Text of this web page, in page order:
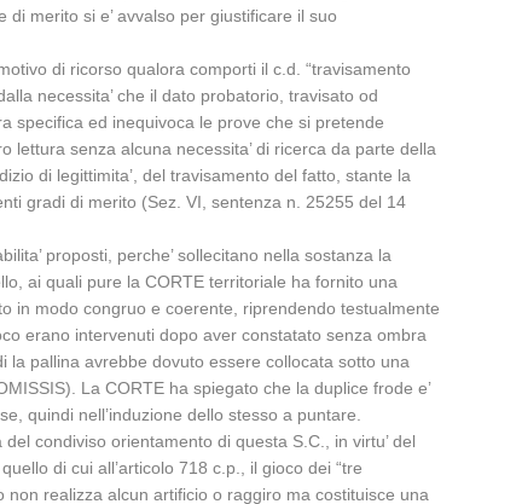
merito si e’ avvalso per giustificare il suo
di ricorso qualora comporti il c.d. “travisamento
necessita’ che il dato probatorio, travisato od
specifica ed inequivoca le prove che si pretende
senza alcuna necessita’ di ricerca da parte della
di legittimita’, del travisamento del fatto, stante la
gradi di merito (Sez. VI, sentenza n. 25255 del 14
proposti, perche’ sollecitano nella sostanza la
ai quali pure la CORTE territoriale ha fornito una
in modo congruo e coerente, riprendendo testualmente
erano intervenuti dopo aver constatato senza ombra
la pallina avrebbe dovuto essere collocata sotto una
La CORTE ha spiegato che la duplice frode e’
quindi nell’induzione dello stesso a puntare.
condiviso orientamento di questa S.C., in virtu’ del
di cui all’articolo 718 c.p., il gioco dei “tre
non realizza alcun artificio o raggiro ma costituisce una